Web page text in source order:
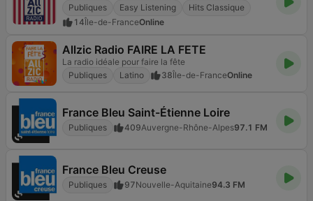
Publiques
Easy Listening
Hits Classique
14Île-de-FranceOnline
Allzic Radio FAIRE LA FETE
La radio idéale pour faire la fête
Publiques
Latino 38Île-de-FranceOnline
France Bleu Saint-Étienne Loire
Publiques 409Auvergne-Rhône-Alpes97.1 FM
France Bleu Creuse
Publiques 97Nouvelle-Aquitaine94.3 FM